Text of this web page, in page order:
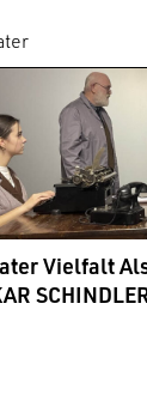
Vielfalt